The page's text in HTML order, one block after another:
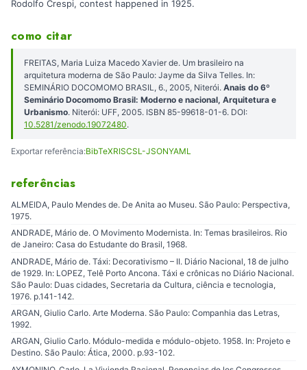
Rodolfo Crespi, contest happened in 1925.
como citar
FREITAS, Maria Luiza Macedo Xavier de. Um brasileiro na
arquitetura moderna de São Paulo: Jayme da Silva Telles. In:
SEMINÁRIO DOCOMOMO BRASIL, 6., 2005, Niterói. Anais do 6º
Seminário Docomomo Brasil: Moderno e nacional, Arquitetura e
Urbanismo. Niterói: UFF, 2005. ISBN 85-99618-01-6. DOI:
10.5281/zenodo.19072480.
Exportar referência:BibTeXRISCSL-JSONYAML
referências
ALMEIDA, Paulo Mendes de. De Anita ao Museu. São Paulo: Perspectiva,
1975.
ANDRADE, Mário de. O Movimento Modernista. In: Temas brasileiros. Rio
de Janeiro: Casa do Estudante do Brasil, 1968.
ANDRADE, Mário de. Táxi: Decorativismo – II. Diário Nacional, 18 de julho
de 1929. In: LOPEZ, Telê Porto Ancona. Táxi e crônicas no Diário Nacional.
São Paulo: Duas cidades, Secretaria da Cultura, ciência e tecnologia,
1976. p.141-142.
ARGAN, Giulio Carlo. Arte Moderna. São Paulo: Companhia das Letras,
1992.
ARGAN, Giulio Carlo. Módulo-medida e módulo-objeto. 1958. In: Projeto e
Destino. São Paulo: Ática, 2000. p.93-102.